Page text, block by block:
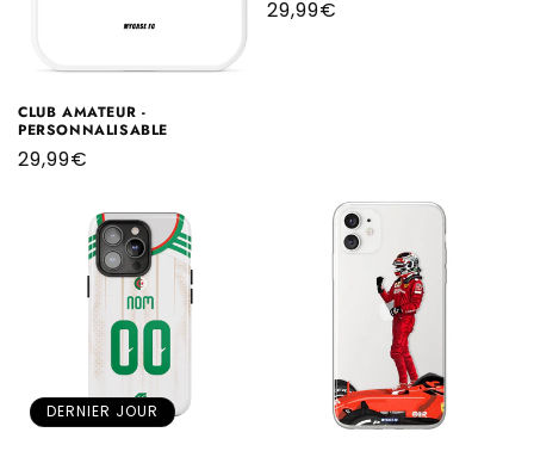
CLUB AMATEUR -
PERSONNALISABLE
Prix
29,99€
Prix
29,99€
DERNIER JOUR